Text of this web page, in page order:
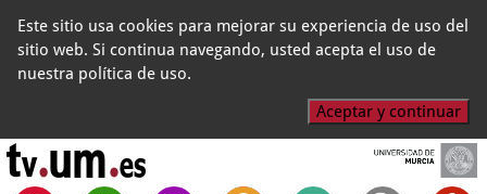
Este sitio usa cookies para mejorar su experiencia de uso del
sitio web. Si continua navegando, usted acepta el uso de
nuestra política de uso.
Aceptar y continuar